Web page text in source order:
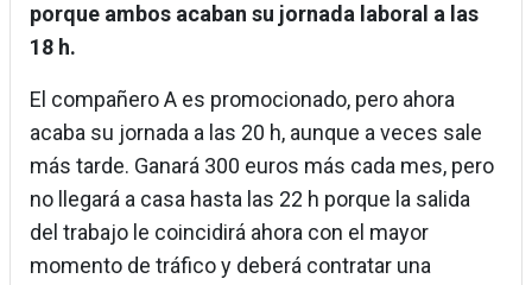
porque ambos acaban su jornada laboral a las
18 h.
El compañero A es promocionado, pero ahora
acaba su jornada a las 20 h, aunque a veces sale
más tarde. Ganará 300 euros más cada mes, pero
no llegará a casa hasta las 22 h porque la salida
del trabajo le coincidirá ahora con el mayor
momento de tráfico y deberá contratar una